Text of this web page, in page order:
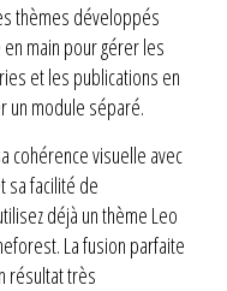
thèmes développés
main pour gérer les
et les publications en
un module séparé.
cohérence visuelle avec
sa facilité de
déjà un thème Leo
La fusion parfaite
résultat très